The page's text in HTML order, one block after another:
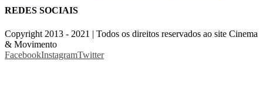
REDES SOCIAIS
Copyright 2013 - 2021 | Todos os direitos reservados ao site Cinema
& Movimento
FacebookInstagramTwitter